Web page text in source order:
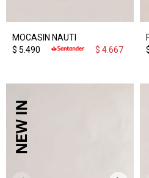
MOCASIN NAUTI
$ 5.490 $ 4.667